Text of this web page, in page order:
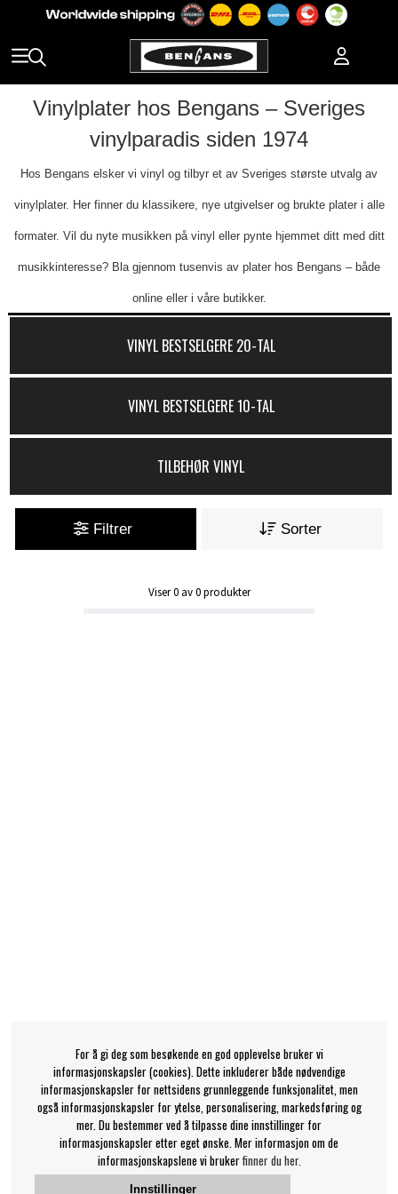
Vinylplater hos Bengans – Sveriges
vinylparadis siden 1974
Hos Bengans elsker vi vinyl og tilbyr et av Sveriges største utvalg av
vinylplater. Her finner du klassikere, nye utgivelser og brukte plater i alle
formater. Vil du nyte musikken på vinyl eller pynte hjemmet ditt med ditt
musikkinteresse? Bla gjennom tusenvis av plater hos Bengans – både
online eller i våre butikker.
VINYL BESTSELGERE 20-TAL
VINYL BESTSELGERE 10-TAL
TILBEHØR VINYL
Filtrer Sorter
Viser0av0produkter
For å gi deg som besøkende en god opplevelse bruker vi
informasjonskapsler (cookies). Dette inkluderer både nødvendige
informasjonskapsler for nettsidens grunnleggende funksjonalitet, men
også informasjonskapsler for ytelse, personalisering, markedsføring og
mer. Du bestemmer ved å tilpasse dine innstillinger for
informasjonskapsler etter eget ønske. Mer informasjon om de
informasjonskapslene vi brukerfinner du her.
Innstillinger